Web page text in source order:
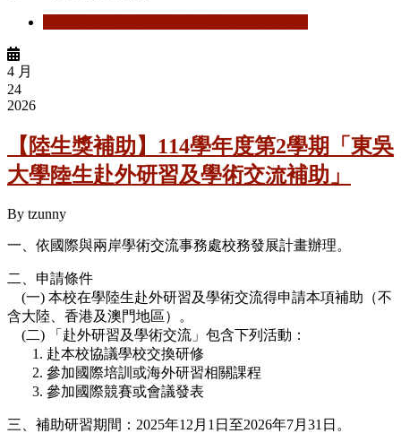
4 月
24
2026
【陸⽣獎補助】114學年度第2學期「東吳
⼤學陸⽣赴外研習及學術交流補助」
By tzunny
一、依國際與兩岸學術交流事務處校務發展計畫辦理。
二、申請條件
(一) 本校在學陸生赴外研習及學術交流得申請本項補助（不
含大陸、香港及澳門地區）。
(二) 「赴外研習及學術交流」包含下列活動：
1. 赴本校協議學校交換研修
2. 參加國際培訓或海外研習相關課程
3. 參加國際競賽或會議發表
三、補助研習期間：2025年12月1日至2026年7月31日。